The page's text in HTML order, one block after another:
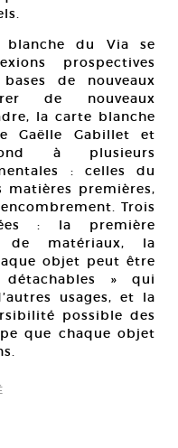
du Via se
prospectives
de nouveaux
de nouveaux
la carte blanche
Gaëlle Gabillet et
à plusieurs
: celles du
matières premières,
Trois
: la première
de matériaux, la
objet peut être
» qui
usages, et la
possible des
que chaque objet